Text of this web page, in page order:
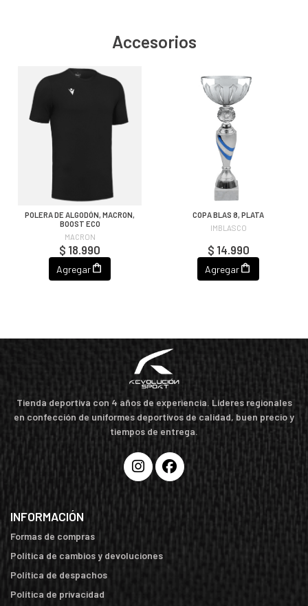
Accesorios
POLERA DE ALGODÓN, MACRON,
BOOST ECO
MACRON
$ 18.990
Agregar
COPA BLAS 8, PLATA
IMBLASCO
$ 14.990
Agregar
Tienda deportiva con 4 años de experiencia. Líderes regionales
en confección de uniformes deportivos de calidad, buen precio y
tiempos de entrega.
INFORMACIÓN
Formas de compras
Política de cambios y devoluciones
Política de despachos
Política de privacidad